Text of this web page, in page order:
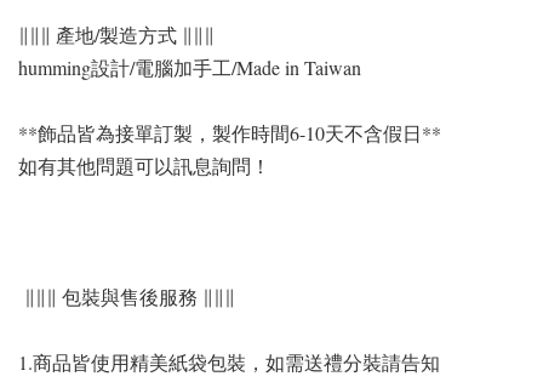
∥∥∥ 產地/製造方式 ∥∥∥
humming設計/電腦加手工/Made in Taiwan
**飾品皆為接單訂製，製作時間6-10天不含假日**
如有其他問題可以訊息詢問！
∥∥∥ 包裝與售後服務 ∥∥∥
1.商品皆使用精美紙袋包裝，如需送禮分裝請告知